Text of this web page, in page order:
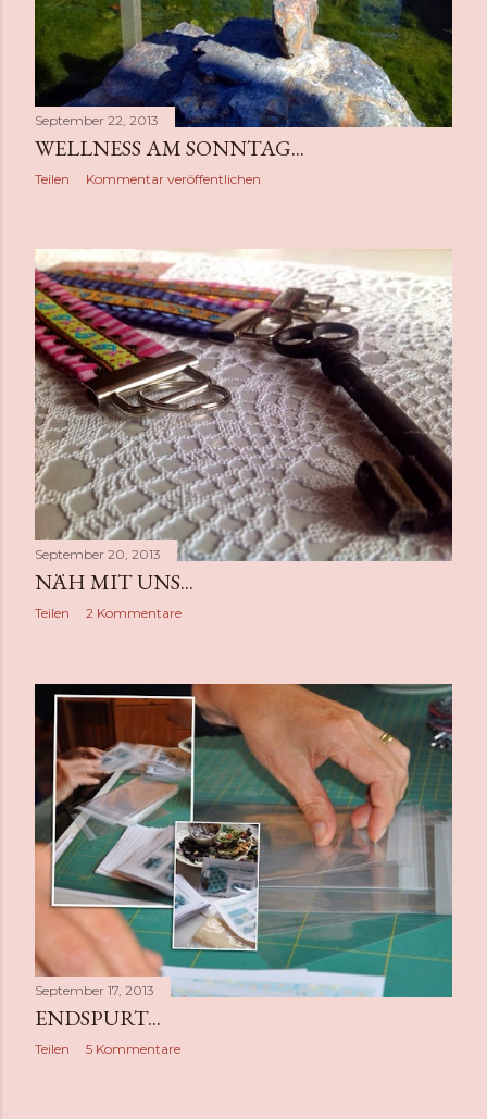
September 22, 2013
WELLNESS AM SONNTAG...
Teilen Kommentar veröffentlichen
September 20, 2013
NÄH MIT UNS...
Teilen 2 Kommentare
September 17, 2013
ENDSPURT...
Teilen 5 Kommentare